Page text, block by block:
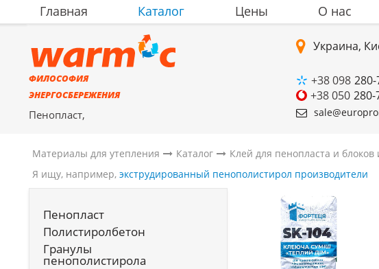
Главная Каталог Цены О нас
ФИЛОСОФИЯ
ЭНЕРГОСБЕРЕЖЕНИЯ
Пенопласт,
Украина,
+38 098
+38 050 280-
Материалы для утепления Каталог Клей для пенопласта и блоков
Я ищу, например, экструдированный пенополистирол производители
Пенопласт
Полистиролбетон
Гранулы
пенополистирола